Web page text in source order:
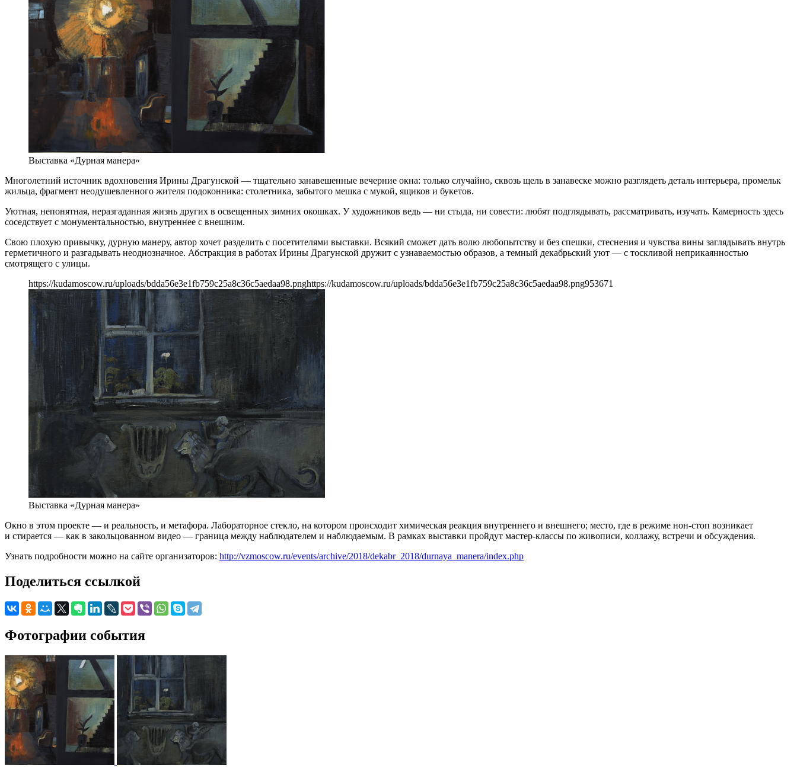
Выставка «Дурная манера»
Многолетний источник вдохновения Ирины Драгунской — тщательно занавешенные вечерние окна: только случайно, сквозь щель в занавеске можно разглядеть деталь интерьера, промельк
жильца, фрагмент неодушевленного жителя подоконника: столетника, забытого мешка с мукой, ящиков и букетов.
Уютная, непонятная, неразгаданная жизнь других в освещенных зимних окошках. У художников ведь — ни стыда, ни совести: любят подглядывать, рассматривать, изучать. Камерность здесь
соседствует с монументальностью, внутреннее с внешним.
Свою плохую привычку, дурную манеру, автор хочет разделить с посетителями выставки. Всякий сможет дать волю любопытству и без спешки, стеснения и чувства вины заглядывать внутрь
герметичного и разгадывать неоднозначное. Абстракция в работах Ирины Драгунской дружит с узнаваемостью образов, а темный декабрьский уют — с тоскливой неприкаянностью
смотрящего с улицы.
https://kudamoscow.ru/uploads/bdda56e3e1fb759c25a8c36c5aedaa98.pnghttps://kudamoscow.ru/uploads/bdda56e3e1fb759c25a8c36c5aedaa98.png953671
Выставка «Дурная манера»
Окно в этом проекте — и реальность, и метафора. Лабораторное стекло, на котором происходит химическая реакция внутреннего и внешнего; место, где в режиме нон-стоп возникает
и стирается — как в закольцованном видео — граница между наблюдателем и наблюдаемым. В рамках выставки пройдут мастер-классы по живописи, коллажу, встречи и обсуждения.
Узнать подробности можно на сайте организаторов: http://vzmoscow.ru/events/archive/2018/dekabr_2018/durnaya_manera/index.php
Поделиться ссылкой
Фотографии события